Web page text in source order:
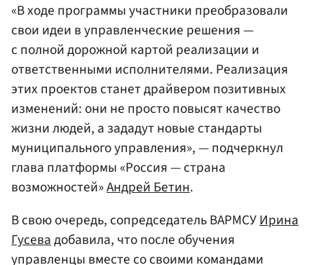
«В ходе программы участники преобразовали
свои идеи в управленческие решения —
с полной дорожной картой реализации и
ответственными исполнителями. Реализация
этих проектов станет драйвером позитивных
изменений: они не просто повысят качество
жизни людей, а зададут новые стандарты
муниципального управления», — подчеркнул
глава платформы «Россия — страна
возможностей»Андрей Бетин.
В свою очередь, сопредседатель ВАРМСУИрина
Гусевадобавила, что после обучения
управленцы вместе со своими командами